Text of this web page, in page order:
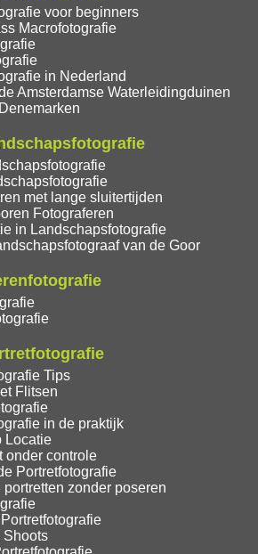
voor beginners
Macrofotografie
in Nederland
Amsterdamse Waterleidingduinen
met lange sluitertijden
Fotograferen
in Landschapsfotografie
van de Goor
Tips
Flitsen
in de praktijk
Locatie
onder controle
Portretfotografie
zonder poseren
Shoots